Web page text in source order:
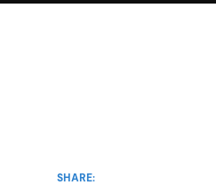
SHARE: